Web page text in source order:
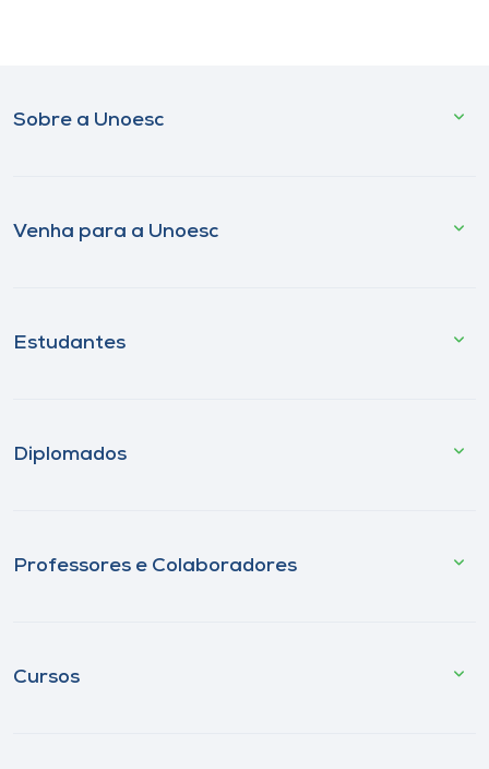
Sobre a Unoesc
Venha para a Unoesc
Estudantes
Diplomados
Professores e Colaboradores
Cursos